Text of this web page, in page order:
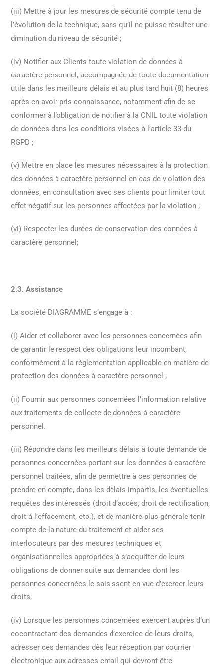
(iii) Mettre à jour les mesures de sécurité compte tenu de
l’évolution de la technique, sans qu’il ne puisse résulter une
diminution du niveau de sécurité ;
(iv) Notifier aux Clients toute violation de données à
caractère personnel, accompagnée de toute documentation
utile dans les meilleurs délais et au plus tard huit (8) heures
après en avoir pris connaissance, notamment afin de se
conformer à l’obligation de notifier à la CNIL toute violation
de données dans les conditions visées à l’article 33 du
RGPD ;
(v) Mettre en place les mesures nécessaires à la protection
des données à caractère personnel en cas de violation des
données, en consultation avec ses clients pour limiter tout
effet négatif sur les personnes affectées par la violation ;
(vi) Respecter les durées de conservation des données à
caractère personnel;
2.3. Assistance
La société DIAGRAMME s’engage à :
(i) Aider et collaborer avec les personnes concernées afin
de garantir le respect des obligations leur incombant,
conformément à la réglementation applicable en matière de
protection des données à caractère personnel ;
(ii) Fournir aux personnes concernées l’information relative
aux traitements de collecte de données à caractère
personnel.
(iii) Répondre dans les meilleurs délais à toute demande de
personnes concernées portant sur les données à caractère
personnel traitées, afin de permettre à ces personnes de
prendre en compte, dans les délais impartis, les éventuelles
requêtes des intéressés (droit d’accès, droit de rectification,
droit à l’effacement, etc.), et de manière plus générale tenir
compte de la nature du traitement et aider ses
interlocuteurs par des mesures techniques et
organisationnelles appropriées à s’acquitter de leurs
obligations de donner suite aux demandes dont les
personnes concernées le saisissent en vue d’exercer leurs
droits;
(iv) Lorsque les personnes concernées exercent auprès d’un
cocontractant des demandes d’exercice de leurs droits,
adresser ces demandes dès leur réception par courrier
électronique aux adresses email qui devront être